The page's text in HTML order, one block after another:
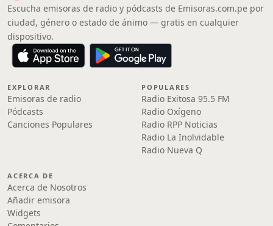
Escucha emisoras de radio y pódcasts de Emisoras.com.pe por
ciudad, género o estado de ánimo — gratis en cualquier
dispositivo.
EXPLORAR
Emisoras de radio
Pódcasts
Canciones Populares
POPULARES
Radio Exitosa 95.5 FM
Radio Oxígeno
Radio RPP Noticias
Radio La Inolvidable
Radio Nueva Q
ACERCA DE
Acerca de Nosotros
Añadir emisora
Widgets